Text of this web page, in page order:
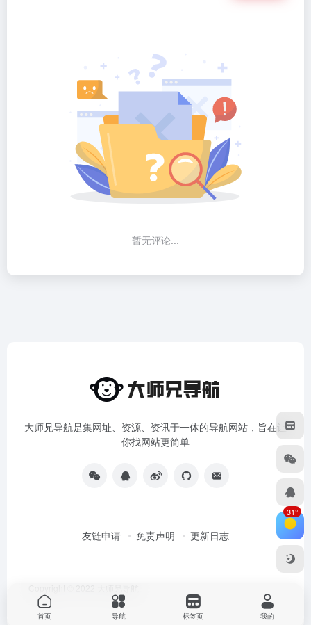
暂无评论...
大师兄导航是集网址、资源、资讯于一体的导航网站，旨在让
你找网站更简单
友链申请 免责声明 更新日志
31°
首页 导航 标签页 我的